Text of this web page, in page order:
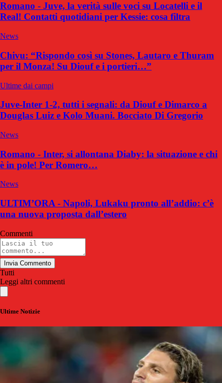
Romano - Juve, la verità sulle voci su Locatelli e il
Real! Contatti quotidiani per Kessie: cosa filtra
News
Chivu: “Rispondo così su Stones, Lautaro e Thuram
per il Monza! Su Diouf e i portieri…”
Ultime dai campi
Juve-Inter 1-2, tutti i segnali: da Diouf e Dimarco a
Douglas Luiz e Kolo Muani. Bocciato Di Gregorio
News
Romano - Inter, si allontana Diaby: la situazione e chi
è in pole! Per Romero…
News
ULTIM’ORA - Napoli, Lukaku pronto all’addio: c’è
una nuova proposta dall’estero
Commenti
Invia Commento
Tutti
Leggi altri commenti
Ultime Notizie